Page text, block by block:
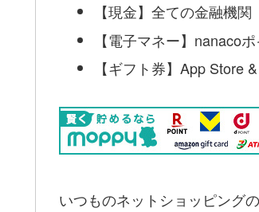
【現金】全ての金融機関
【電子マネー】nanaco
【ギフト券】App Store
いつものネットショッピング